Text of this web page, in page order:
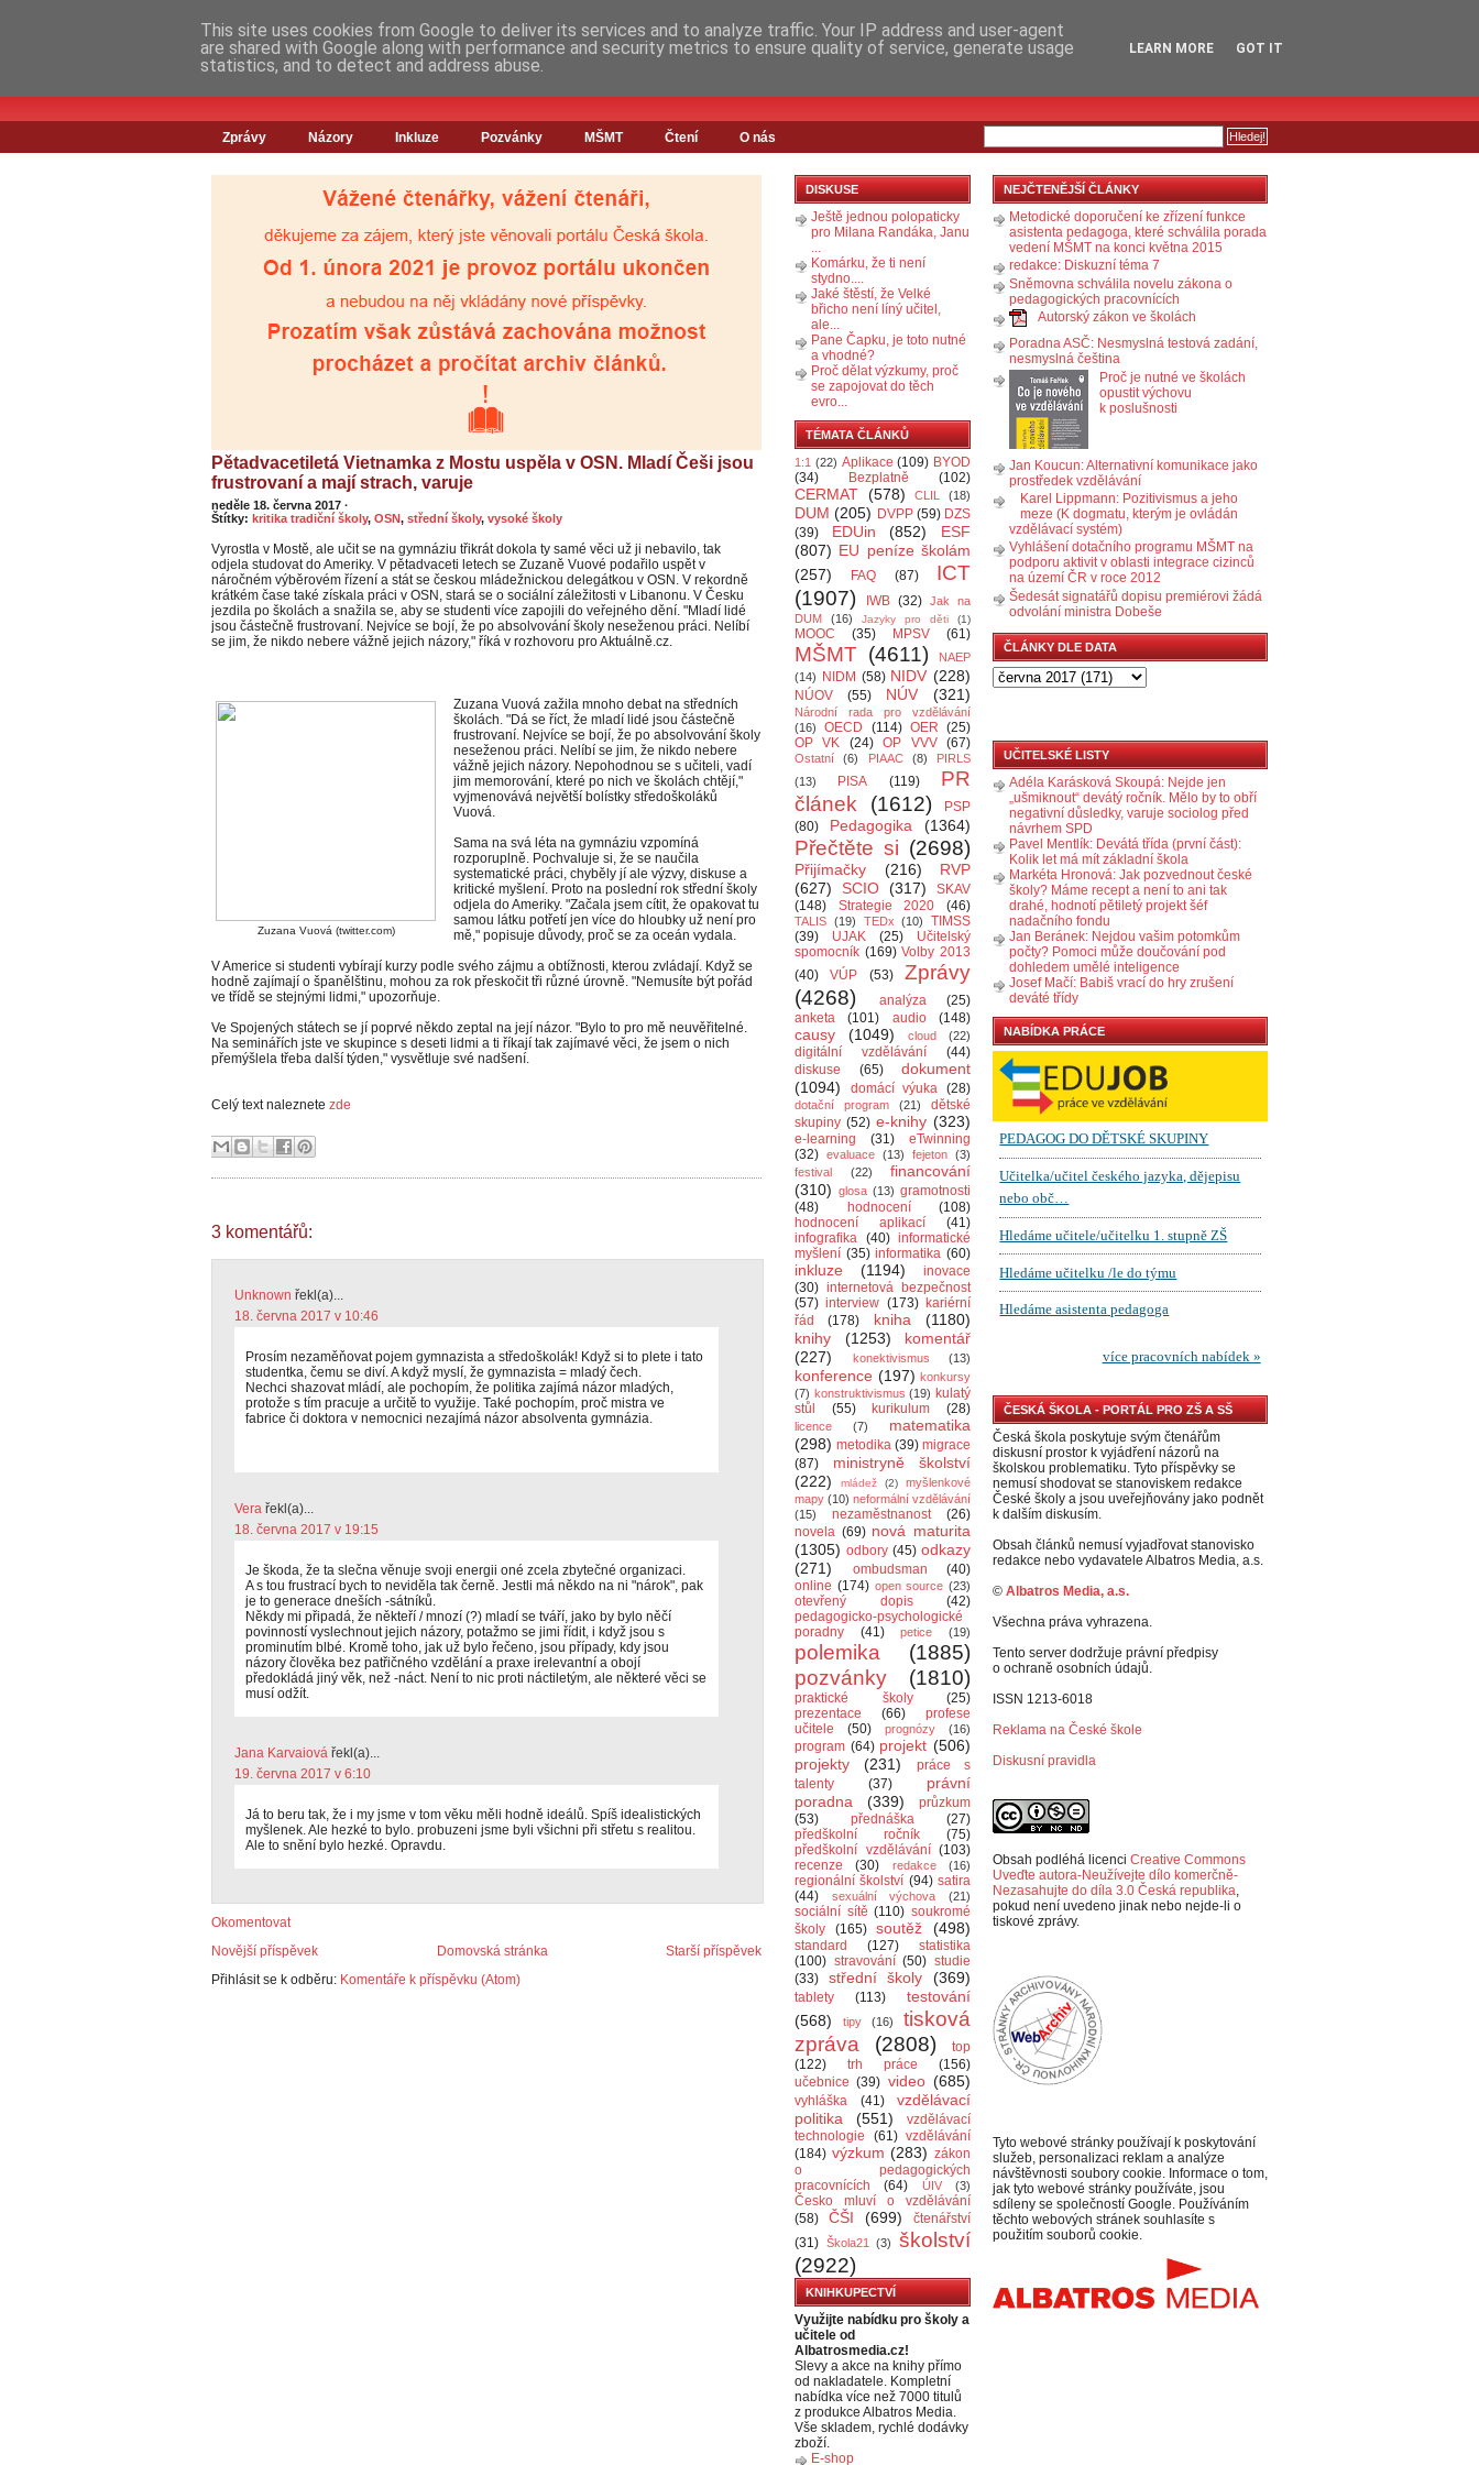
Zprávy Názory Inkluze Pozvánky MŠMT Čtení O nás
Pětadvacetiletá Vietnamka z Mostu uspěla v OSN. Mladí Češi jsou
frustrovaní a mají strach, varuje
neděle 18. června 2017 ·
Štítky: kritika tradiční školy, OSN, střední školy, vysoké školy
Vyrostla v Mostě, ale učit se na gymnáziu třikrát dokola ty samé věci už ji nebavilo, tak
odjela studovat do Ameriky. V pětadvaceti letech se Zuzaně Vuové podařilo uspět v
náročném výběrovém řízení a stát se českou mládežnickou delegátkou v OSN. V rekordně
krátkém čase také získala práci v OSN, stará se o sociální záležitosti v Libanonu. V Česku
jezdila po školách a snažila se, aby se studenti více zapojili do veřejného dění. "Mladí lidé
jsou částečně frustrovaní. Nejvíce se bojí, že po absolvování školy neseženou práci. Nelíbí
se jim, že nikdo nebere vážně jejich názory," říká v rozhovoru pro Aktuálně.cz.
Zuzana Vuová (twitter.com)
Zuzana Vuová zažila mnoho debat na středních
školách. "Dá se říct, že mladí lidé jsou částečně
frustrovaní. Nejvíce se bojí, že po absolvování školy
neseženou práci. Nelíbí se jim, že nikdo nebere
vážně jejich názory. Nepohodnou se s učiteli, vadí
jim memorování, které po nich ve školách chtějí,"
vyjmenovává největší bolístky středoškoláků
Vuová.
Sama na svá léta na gymnáziu vzpomíná
rozporuplně. Pochvaluje si, že se naučila
systematické práci, chyběly jí ale výzvy, diskuse a
kritické myšlení. Proto na poslední rok střední školy
odjela do Ameriky. "Začala jsem cítit, že opakovat tu
samou látku potřetí jen více do hloubky už není pro
mě," popisuje důvody, proč se za oceán vydala.
V Americe si studenti vybírají kurzy podle svého zájmu a obtížnosti, kterou zvládají. Když se
hodně zajímají o španělštinu, mohou za rok přeskočit tři různé úrovně. "Nemusíte být pořád
ve třídě se stejnými lidmi," upozorňuje.
Ve Spojených státech se jí poprvé někdo zeptal na její názor. "Bylo to pro mě neuvěřitelné.
Na seminářích jste ve skupince s deseti lidmi a ti říkají tak zajímavé věci, že jsem o nich
přemýšlela třeba další týden," vysvětluje své nadšení.
Celý text naleznete zde
3 komentářů:
Unknown řekl(a)...
18. června 2017 v 10:46
Prosím nezaměňovat pojem gymnazista a středoškolák! Když si to plete i tato
studentka, čemu se diví. A když myslí, že gymnazista = mladý čech.
Nechci shazovat mládí, ale pochopím, že politika zajímá názor mladých,
protože s tím pracuje a určitě to využije. Také pochopím, proč mistra ve
fabrice či doktora v nemocnici nezajímá názor absolventa gymnázia.
Vera řekl(a)...
18. června 2017 v 19:15
Je škoda, že ta slečna věnuje svoji energii oné zcela zbytečné organizaci.
A s tou frustrací bych to neviděla tak černě. Jestli má někdo na ni "nárok", pak
je to generace dneších -sátníků.
Někdy mi připadá, že někteří / mnozí (?) mladí se tváří, jako by bylo něčí
povinností vyslechnout jejich názory, potažmo se jimi řídit, i když jsou s
prominutím blbé. Kromě toho, jak už bylo řečeno, jsou případy, kdy jsou
názory člověka bez patřičného vzdělání a praxe irelevantní a obojí
předokládá jiný věk, než -náct. Není to nic proti náctiletým, ale některé věci se
musí odžít.
Jana Karvaiová řekl(a)...
19. června 2017 v 6:10
Já to beru tak, že i my jsme v tom věku měli hodně ideálů. Spíš idealistických
myšlenek. Ale hezké to bylo. probuzeni jsme byli všichni při střetu s realitou.
Ale to snění bylo hezké. Opravdu.
Okomentovat
Novější příspěvek
Starší příspěvek
Domovská stránka
Přihlásit se k odběru: Komentáře k příspěvku (Atom)
DISKUSE
Ještě jednou polopaticky
pro Milana Randáka, Janu
...
Komárku, že ti není
stydno....
Jaké štěstí, že Velké
břicho není líný učitel,
ale...
Pane Čapku, je toto nutné
a vhodné?
Proč dělat výzkumy, proč
se zapojovat do těch
evro...
TÉMATA ČLÁNKŮ
1:1 (22) Aplikace (109) BYOD
(34)
Bezplatně (102)
CERMAT (578) CLIL (18)
DUM (205) DVPP (59) DZS
(39)
EDUin (852)
ESF
(807) EU peníze školám
(257)
FAQ (87)
ICT
(1907)
IWB (32) Jak na
DUM
(16) Jazyky pro děti (1)
MOOC (35) MPSV (61)
MŠMT (4611)
NAEP
(14)
NIDM (58) NIDV (228)
NÚOV (55) NÚV (321)
Národní rada pro vzdělávání
(16)
OECD (114) OER (25)
OP VK
(24) OP VVV (67)
Ostatní (6) PIAAC (8)
PIRLS
(13)
PISA (119)
PR
článek
(1612)
PSP
(80)
Pedagogika (1364)
Přečtěte si (2698)
Přijímačky (216)
RVP
(627)
SCIO (317)
SKAV
(148)
Strategie 2020 (46)
TALIS (19) TEDx (10)
TIMSS
(39)
UJAK (25)
Učitelský
spomocník (169) Volby 2013
(40)
VÚP (53)
Zprávy
(4268)
analýza
(25)
anketa
(101) audio (148)
causy (1049) cloud (22)
digitální vzdělávání
(44)
diskuse
(65)
dokument
(1094)
domácí výuka (28)
dotační program (21)
dětské
skupiny (52) e-knihy (323)
e-learning (31)
eTwinning
(32) evaluace (13) fejeton (3)
festival
(22)
financování
(310) glosa (13) gramotnosti
(48)
hodnocení
(108)
hodnocení aplikací
(41)
infografika (40) informatické
myšlení (35) informatika (60)
inkluze (1194)
inovace
(30) internetová bezpečnost
(57) interview (173) kariérní
řád
(178) kniha
(1180)
knihy
(1253)
komentář
(227)
konektivismus (13)
konference (197) konkursy
(7) konstruktivismus (19) kulatý
stůl
(55) kurikulum (28)
licence (7)
matematika
(298) metodika (39) migrace
(87)
ministryně školství
(222)
mládež (2)
myšlenkové
mapy (10) neformální vzdělávání
(15)
nezaměstnanost
(26)
novela (69) nová maturita
(1305) odbory (45) odkazy
(271)
ombudsman
(40)
online (174) open source (23)
otevřený dopis
(42)
pedagogicko-psychologické
poradny
(41) petice (19)
polemika
(1885)
pozvánky
(1810)
praktické školy
(25)
prezentace
(66)
profese
učitele
(50) prognózy (16)
program (64) projekt (506)
projekty
(231)
práce s
talenty
(37)
právní
poradna
(339)
průzkum
(53)
přednáška
(27)
předškolní ročník
(75)
předškolní vzdělávání (103)
recenze
(30) redakce (16)
regionální školství (94) satira
(44)
sexuální výchova (21)
sociální sítě (110) soukromé
školy
(165) soutěž (498)
standard (127)
statistika
(100) stravování (50) studie
(33)
střední školy (369)
tablety (113)
testování
(568)
tipy (16)
tisková
zpráva
(2808)
top
(122)
trh práce
(156)
učebnice (39) video (685)
vyhláška (41)
vzdělávací
politika
(551)
vzdělávací
technologie
(61) vzdělávání
(184) výzkum (283) zákon
o pedagogických
pracovnících
(64) ÚIV (3)
Česko mluví o vzdělávání
(58)
ČŠI (699)
čtenářství
(31) Škola21 (3)
školství
(2922)
KNIHKUPECTVÍ
Využijte nabídku pro školy a
učitele od
Albatrosmedia.cz!
Slevy a akce na knihy přímo
od nakladatele. Kompletní
nabídka více než 7000 titulů
z produkce Albatros Media.
Vše skladem, rychlé dodávky
zboží.
E-shop
NEJČTENĚJŠÍ ČLÁNKY
Metodické doporučení ke zřízení funkce
asistenta pedagoga, které schválila porada
vedení MŠMT na konci května 2015
redakce: Diskuzní téma 7
Sněmovna schválila novelu zákona o
pedagogických pracovnících
Autorský zákon ve školách
Poradna ASČ: Nesmyslná testová zadání,
nesmyslná čeština
Proč je nutné ve školách
opustit výchovu
k poslušnosti
Jan Koucun: Alternativní komunikace jako
prostředek vzdělávání
Karel Lippmann: Pozitivismus a jeho
meze (K dogmatu, kterým je ovládán
vzdělávací systém)
Vyhlášení dotačního programu MŠMT na
podporu aktivit v oblasti integrace cizinců
na území ČR v roce 2012
Šedesát signatářů dopisu premiérovi žádá
odvolání ministra Dobeše
ČLÁNKY DLE DATA
UČITELSKÉ LISTY
Adéla Karásková Skoupá: Nejde jen
„ušmiknout“ devátý ročník. Mělo by to obří
negativní důsledky, varuje sociolog před
návrhem SPD
Pavel Mentlík: Devátá třída (první část):
Kolik let má mít základní škola
Markéta Hronová: Jak pozvednout české
školy? Máme recept a není to ani tak
drahé, hodnotí pětiletý projekt šéf
nadačního fondu
Jan Beránek: Nejdou vašim potomkům
počty? Pomoci může doučování pod
dohledem umělé inteligence
Josef Mačí: Babiš vrací do hry zrušení
deváté třídy
NABÍDKA PRÁCE
ČESKÁ ŠKOLA - PORTÁL PRO ZŠ A SŠ
Česká škola poskytuje svým čtenářům
diskusní prostor k vyjádření názorů na
školskou problematiku. Tyto příspěvky se
nemusí shodovat se stanoviskem redakce
České školy a jsou uveřejňovány jako podnět
k dalším diskusím.
Obsah článků nemusí vyjadřovat stanovisko
redakce nebo vydavatele Albatros Media, a.s.
© Albatros Media, a.s.
Všechna práva vyhrazena.
Tento server dodržuje právní předpisy
o ochraně osobních údajů.
ISSN 1213-6018
Reklama na České škole
Diskusní pravidla
Obsah podléhá licenci Creative Commons
Uveďte autora-Neužívejte dílo komerčně-
Nezasahujte do díla 3.0 Česká republika,
pokud není uvedeno jinak nebo nejde-li o
tiskové zprávy.
Tyto webové stránky používají k poskytování
služeb, personalizaci reklam a analýze
návštěvnosti soubory cookie. Informace o tom,
jak tyto webové stránky používáte, jsou
sdíleny se společností Google. Používáním
těchto webových stránek souhlasíte s
použitím souborů cookie.
This site uses cookies from Google to deliver its services and to analyze traffic. Your IP address and user-agent
are shared with Google along with performance and security metrics to ensure quality of service, generate usage
statistics, and to detect and address abuse.
LEARN MORE GOT IT